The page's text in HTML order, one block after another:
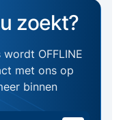
zoekt?
OFFLINE
met ons op
binnen